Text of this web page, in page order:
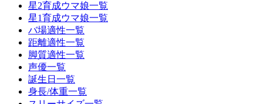
星2育成ウマ娘一覧
星1育成ウマ娘一覧
バ場適性一覧
距離適性一覧
脚質適性一覧
声優一覧
誕生日一覧
身長/体重一覧